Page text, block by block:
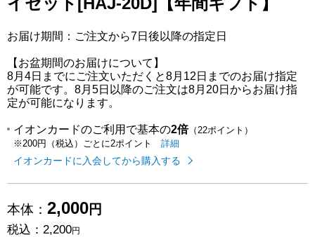
お届け期間：ご注文から7日後以降の指定日
【お盆期間のお届けについて】
8月4日までにご注文いただくと8月12日までのお届け指定
が可能です。8月5日以降のご注文は8月20日からお届け指
定が可能になります。
イオンカードのご利用で基本の2倍（22ポイント）
※200円（税込）ごとに2ポイント
イオンカードのご利用でたまるポイ
詳細
イオンカードに入会してから購入する
本体： 2,000円
税込： 2,200円